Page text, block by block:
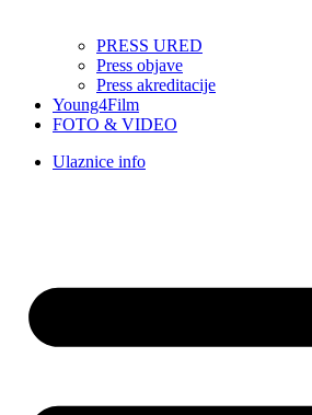
PRESS URED
Press objave
Press akreditacije
Young4Film
FOTO & VIDEO
Ulaznice info